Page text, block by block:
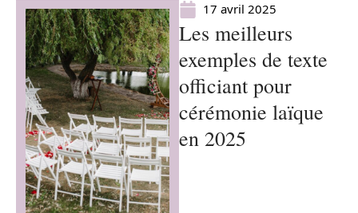
17 avril 2025
Les meilleurs
exemples de texte
officiant pour
cérémonie laïque
en 2025